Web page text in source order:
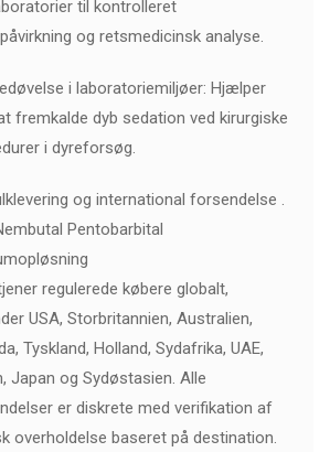
til kontrolleret
og retsmedicinsk analyse.
i laboratoriemiljøer: Hjælper
fremkalde dyb sedation ved kirurgiske
i dyreforsøg.
og international forsendelse .
Pentobarbital
regulerede købere globalt,
USA, Storbritannien, Australien,
Tyskland, Holland, Sydafrika, UAE,
Japan og Sydøstasien. Alle
er diskrete med verifikation af
overholdelse baseret på destination.